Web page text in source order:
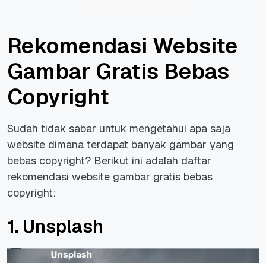
Rekomendasi Website
Gambar Gratis Bebas
Copyright
Sudah tidak sabar untuk mengetahui apa saja
website dimana terdapat banyak gambar yang
bebas copyright? Berikut ini adalah daftar
rekomendasi website gambar gratis bebas
copyright:
1. Unsplash